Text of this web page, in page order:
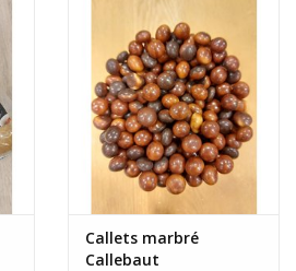
Callets marbré
Callebaut